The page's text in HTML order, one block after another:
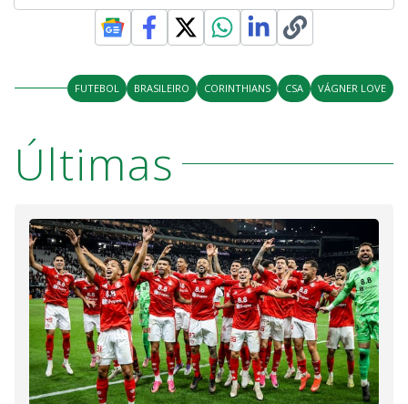
FUTEBOL BRASILEIRO CORINTHIANS CSA VÁGNER LOVE
Últimas